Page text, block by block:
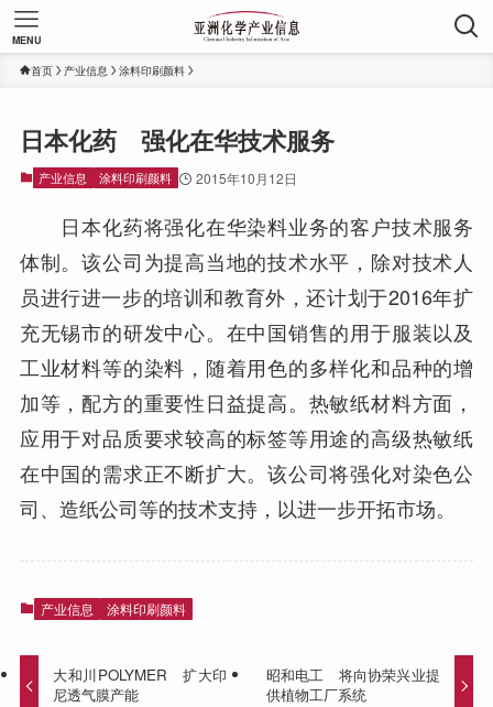
MENU
首页 产业信息 涂料印刷颜料
日本化药 强化在华技术服务
产业信息 涂料印刷颜料 2015年10月12日
日本化药将强化在华染料业务的客户技术服务
体制。该公司为提高当地的技术水平，除对技术人
员进行进一步的培训和教育外，还计划于2016年扩
充无锡市的研发中心。在中国销售的用于服装以及
工业材料等的染料，随着用色的多样化和品种的增
加等，配方的重要性日益提高。热敏纸材料方面，
应用于对品质要求较高的标签等用途的高级热敏纸
在中国的需求正不断扩大。该公司将强化对染色公
司、造纸公司等的技术支持，以进一步开拓市场。
产业信息 涂料印刷颜料
大和川POLYMER 扩大印
尼透气膜产能
昭和电工 将向协荣兴业提
供植物工厂系统